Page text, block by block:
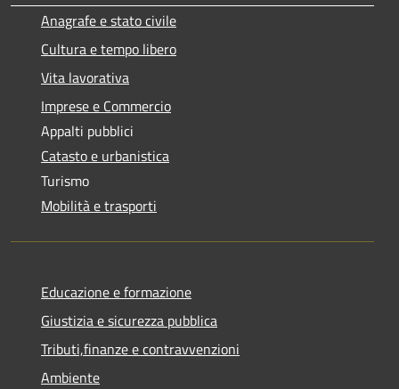
Anagrafe e stato civile
Cultura e tempo libero
Vita lavorativa
Imprese e Commercio
Appalti pubblici
Catasto e urbanistica
Turismo
Mobilità e trasporti
Educazione e formazione
Giustizia e sicurezza pubblica
Tributi,finanze e contravvenzioni
Ambiente